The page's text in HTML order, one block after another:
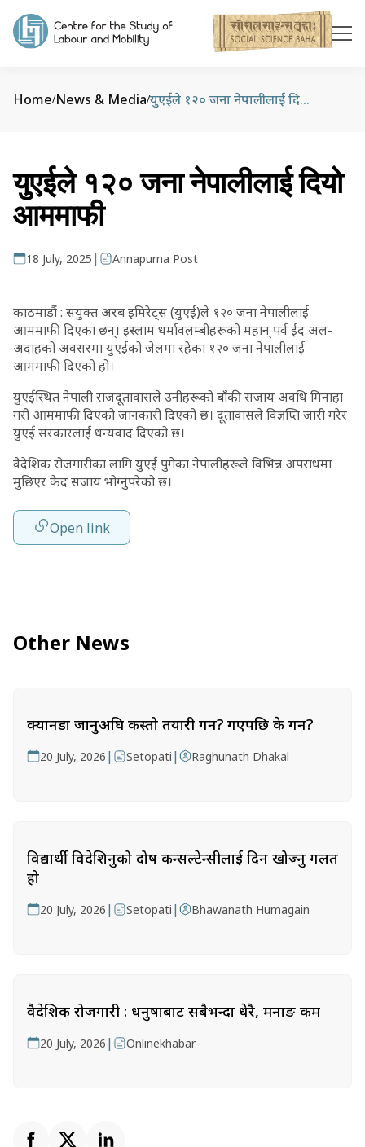
Home/News & Media/ युएईले १२० जना नेपालीलाई दियो आममाफी
युएईले १२० जना नेपालीलाई दियो
आममाफी
18 July, 2025 | Annapurna Post
काठमाडौं : संयुक्त अरब इमिरेट्स (युएई)ले १२० जना नेपालीलाई
आममाफी दिएका छन्। इस्लाम धर्मावलम्बीहरूको महान् पर्व ईद अल-
अदाहको अवसरमा युएईको जेलमा रहेका १२० जना नेपालीलाई
आममाफी दिएको हो।
युएईस्थित नेपाली राजदूतावासले उनीहरूको बाँकी सजाय अवधि मिनाहा
गरी आममाफी दिएको जानकारी दिएको छ। दूतावासले विज्ञप्ति जारी गरेर
युएई सरकारलाई धन्यवाद दिएको छ।
वैदेशिक रोजगारीका लागि युएई पुगेका नेपालीहरूले विभिन्न अपराधमा
मुछिएर कैद सजाय भोग्नुपरेको छ।
Open link
Other News
क्यानडा जानुअघि कस्तो तयारी गर्ने? गएपछि के गर्ने?
20 July, 2026 | Setopati | Raghunath Dhakal
विद्यार्थी विदेशिनुको दोष कन्सल्टेन्सीलाई दिन खोज्नु गलत
हो
20 July, 2026 | Setopati | Bhawanath Humagain
वैदेशिक रोजगारी : धनुषाबाट सबैभन्दा धेरै, मनाङ कम
20 July, 2026 | Onlinekhabar